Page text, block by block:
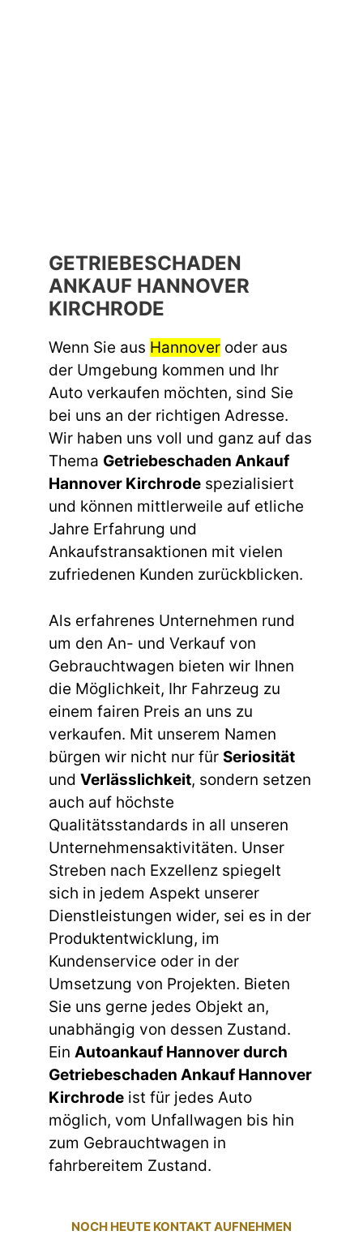
GETRIEBESCHADEN
ANKAUF HANNOVER
KIRCHRODE
Wenn Sie aus Hannover oder aus
der Umgebung kommen und Ihr
Auto verkaufen möchten, sind Sie
bei uns an der richtigen Adresse.
Wir haben uns voll und ganz auf das
Thema Getriebeschaden Ankauf
Hannover Kirchrode spezialisiert
und können mittlerweile auf etliche
Jahre Erfahrung und
Ankaufstransaktionen mit vielen
zufriedenen Kunden zurückblicken.
Als erfahrenes Unternehmen rund
um den An- und Verkauf von
Gebrauchtwagen bieten wir Ihnen
die Möglichkeit, Ihr Fahrzeug zu
einem fairen Preis an uns zu
verkaufen. Mit unserem Namen
bürgen wir nicht nur für Seriosität
und Verlässlichkeit, sondern setzen
auch auf höchste
Qualitätsstandards in all unseren
Unternehmensaktivitäten. Unser
Streben nach Exzellenz spiegelt
sich in jedem Aspekt unserer
Dienstleistungen wider, sei es in der
Produktentwicklung, im
Kundenservice oder in der
Umsetzung von Projekten. Bieten
Sie uns gerne jedes Objekt an,
unabhängig von dessen Zustand.
Ein Autoankauf Hannover durch
Getriebeschaden Ankauf Hannover
Kirchrode ist für jedes Auto
möglich, vom Unfallwagen bis hin
zum Gebrauchtwagen in
fahrbereitem Zustand.
NOCH HEUTE KONTAKT AUFNEHMEN